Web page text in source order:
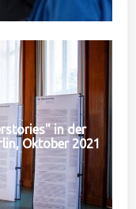
in der
Oktober 2021